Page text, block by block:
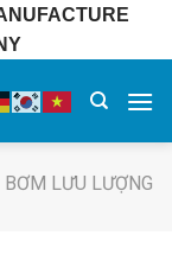
BƠM LƯU LƯỢNG